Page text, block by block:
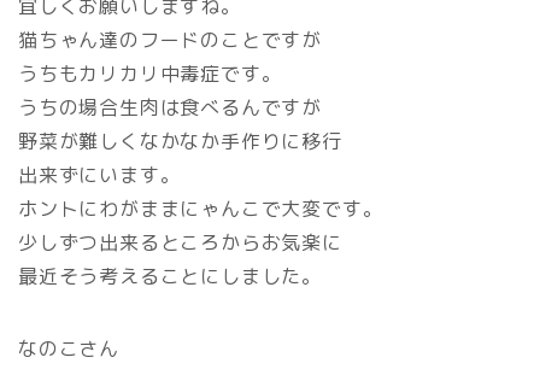
宜しくお願いしますね。
猫ちゃん達のフードのことですが
うちもカリカリ中毒症です。
うちの場合生肉は食べるんですが
野菜が難しくなかなか手作りに移行
出来ずにいます。
ホントにわがままにゃんこで大変です。
少しずつ出来るところからお気楽に
最近そう考えることにしました。
なのこさん